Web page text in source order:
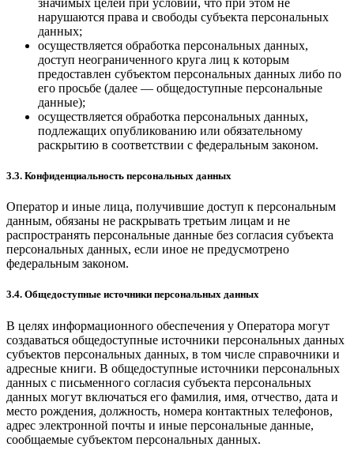
нарушаются права и свободы субъекта персональных
данных;
осуществляется обработка персональных данных,
доступ неограниченного круга лиц к которым
предоставлен субъектом персональных данных либо по
его просьбе (далее — общедоступные персональные
данные);
осуществляется обработка персональных данных,
подлежащих опубликованию или обязательному
раскрытию в соответствии с федеральным законом.
3.3. Конфиденциальность персональных данных
Оператор и иные лица, получившие доступ к персональным
данным, обязаны не раскрывать третьим лицам и не
распространять персональные данные без согласия субъекта
персональных данных, если иное не предусмотрено
федеральным законом.
3.4. Общедоступные источники персональных данных
В целях информационного обеспечения у Оператора могут
создаваться общедоступные источники персональных данных
субъектов персональных данных, в том числе справочники и
адресные книги. В общедоступные источники персональных
данных с письменного согласия субъекта персональных
данных могут включаться его фамилия, имя, отчество, дата и
место рождения, должность, номера контактных телефонов,
адрес электронной почты и иные персональные данные,
сообщаемые субъектом персональных данных.